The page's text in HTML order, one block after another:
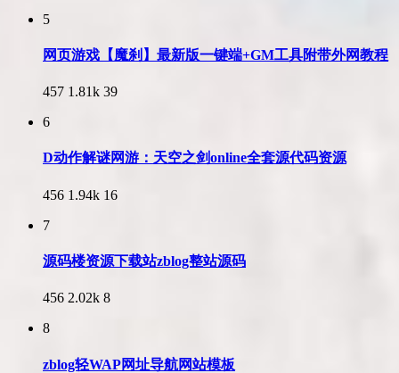
5
网页游戏【魔刹】最新版一键端+GM工具附带外网教程
457 1.81k 39
6
D动作解谜网游：天空之剑online全套源代码资源
456 1.94k 16
7
源码楼资源下载站zblog整站源码
456 2.02k 8
8
zblog轻WAP网址导航网站模板